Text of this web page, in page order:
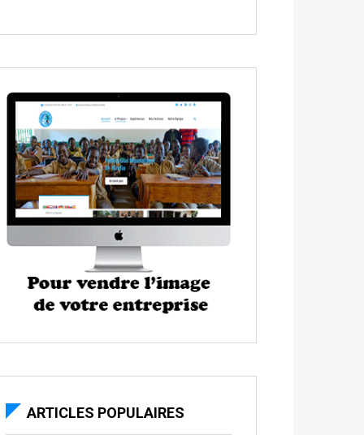
ARTICLES POPULAIRES